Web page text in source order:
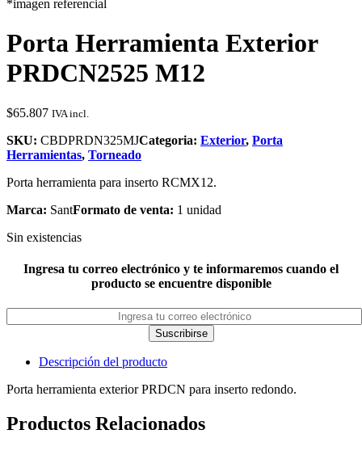
*imagen referencial
Porta Herramienta Exterior
PRDCN2525 M12
$65.807 IVA incl.
SKU: CBDPRDN325MJCategoria: Exterior, Porta
Herramientas, Torneado
Porta herramienta para inserto RCMX12.
Marca: SantFormato de venta: 1 unidad
Sin existencias
Ingresa tu correo electrónico y te informaremos cuando el
producto se encuentre disponible
Suscribirse
Descripción del producto
Porta herramienta exterior PRDCN para inserto redondo.
Productos Relacionados